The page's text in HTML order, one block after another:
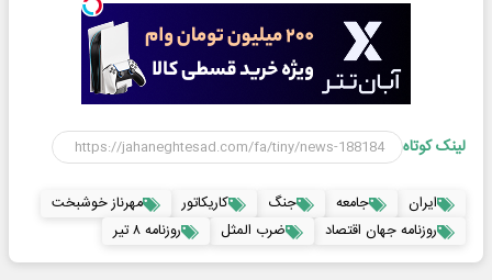
لینک کوتاه
ایران جامعه جنگ کاریکاتور
مهرناز خوشبخت
روزنامه جهان اقتصاد
ضرب المثل روزنامه ۸ تیر